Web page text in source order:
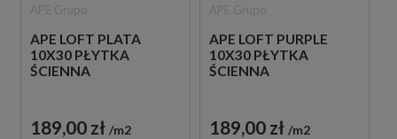
APE LOFT PLATA
10X30 PŁYTKA
ŚCIENNA
189,00 zł m2
APE LOFT PURPLE
10X30 PŁYTKA
ŚCIENNA
189,00 zł m2